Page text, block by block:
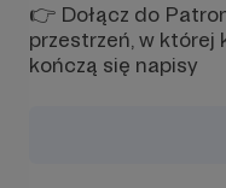
👉 Dołącz do
przestrzeń, w której
kończą się napisy